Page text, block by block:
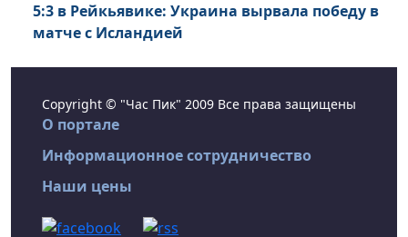
5:3 в Рейкьявике: Украина вырвала победу в
матче с Исландией
Copyright © "Час Пик" 2009 Все права защищены
О портале
Информационное сотрудничество
Наши цены